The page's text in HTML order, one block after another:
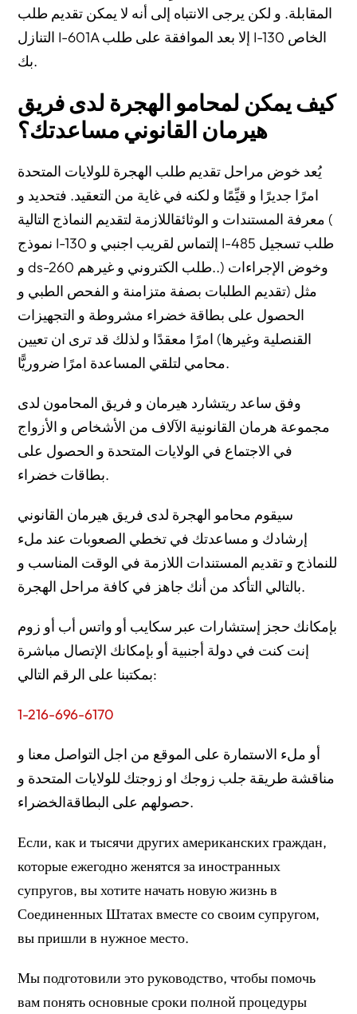
المقابلة. و لكن يرجى الانتباه إلى أنه لا يمكن تقديم طلب
التنازل I-601A إلا بعد الموافقة على طلب I-130 الخاص
بك.
كيف يمكن لمحامو الهجرة لدى فريق
هيرمان القانوني مساعدتك؟
يُعد خوض مراحل تقديم طلب الهجرة للولايات المتحدة
امرًا جديرًا و قيِّمًا و لكنه في غاية من التعقيد. فتحديد و
معرفة المستندات و الوثائقاللازمة لتقديم النماذج التالية (
نموذج I-130 إلتماس لقريب اجنبي و I-485 طلب تسجيل
و ds-260 طلب الكتروني و غيرهم..) وخوض الإجراءات
مثل (تقديم الطلبات بصفة متزامنة و الفحص الطبي و
الحصول على بطاقة خضراء مشروطة و التجهيزات
القنصلية وغيرها) امرًا معقدًا و لذلك قد ترى ان تعيين
محامي لتلقي المساعدة امرًا ضروريًّا.
وفق ساعد ريتشارد هيرمان و فريق المحامون لدى
مجموعة هرمان القانونية الآلاف من الأشخاص و الأزواج
في الاجتماع في الولايات المتحدة و الحصول على
بطاقات خضراء.
سيقوم محامو الهجرة لدى فريق هيرمان القانوني
إرشادك و مساعدتك في تخطي الصعوبات عند ملء
للنماذج و تقديم المستندات اللازمة في الوقت المناسب و
بالتالي التأكد من أنك جاهز في كافة مراحل الهجرة.
بإمكانك حجز إستشارات عبر سكايب أو واتس أب أو زوم
إنت كنت في دولة أجنبية أو بإمكانك الإتصال مباشرة
بمكتبنا على الرقم التالي:
1-216-696-6170
أو ملء الاستمارة على الموقع من اجل التواصل معنا و
مناقشة طريقة جلب زوجك او زوجتك للولايات المتحدة و
حصولهم على البطاقةالخضراء.
Если, как и тысячи других американских граждан,
которые ежегодно женятся за иностранных
супругов, вы хотите начать новую жизнь в
Соединенных Штатах вместе со своим супругом,
вы пришли в нужное место.
Мы подготовили это руководство, чтобы помочь
вам понять основные сроки полной процедуры